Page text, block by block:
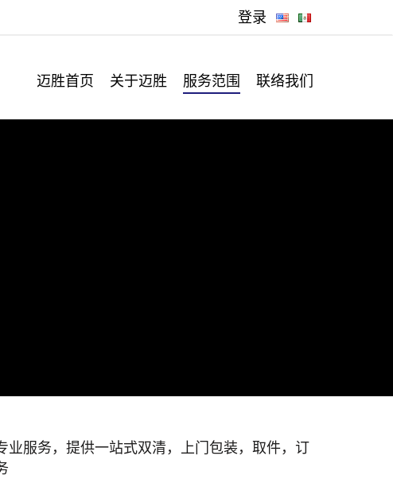
登录
迈胜首页 关于迈胜 服务范围 联络我们
服务，提供一站式双清，上门包装，取件，订